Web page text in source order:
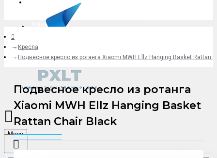
Логин
+79775619766
Menu
Кресла
Подвесное кресло из ротанга Xiaomi MWH Ellz Hanging Basket Rattan
Подвесное кресло из ротанга
Xiaomi MWH Ellz Hanging Basket
Rattan Chair Black